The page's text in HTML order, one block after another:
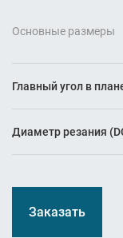
Основные размеры
Главный угол в
Диаметр резания
Заказать